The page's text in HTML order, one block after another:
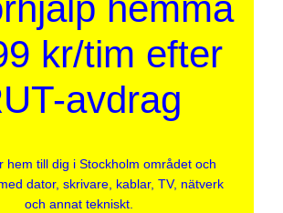
kr/tim efter
avdrag
hem till dig i Stockholm området och
dator, skrivare, kablar, TV, nätverk
och annat tekniskt.